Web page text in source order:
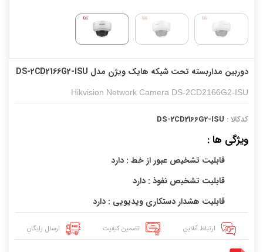
دوربین مداربسته تحت شبکه هایک ویژن مدل DS-2CD2166G2-ISU
Hikvision Network Camera DS-2CD2166G2-ISU
کدکالا : DS-2CD2166G2-ISU
ویژگی ها :
قابلیت تشخیص عبور از خط : دارد
قابلیت تشخیص نفوذ : دارد
قابلیت هشدار دستکاری ویدیویی : دارد
ارتباط آنلاین تضمین کیفیت ارسال رایگان